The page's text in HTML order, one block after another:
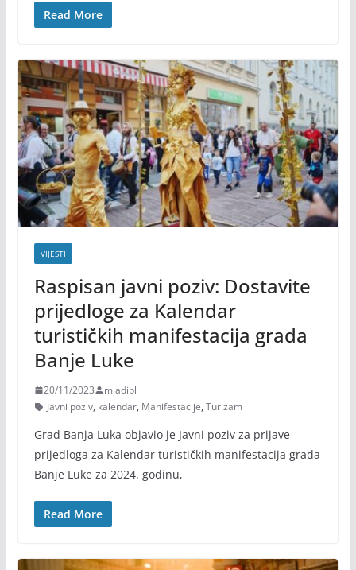
Read More
VIJESTI
Raspisan javni poziv: Dostavite
prijedloge za Kalendar
turističkih manifestacija grada
Banje Luke
20/11/2023
mladibl
Javni poziv, kalendar, Manifestacije, Turizam
Grad Banja Luka objavio je Javni poziv za prijave
prijedloga za Kalendar turističkih manifestacija grada
Banje Luke za 2024. godinu,
Read More